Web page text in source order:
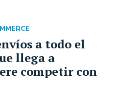
a todo el
llega a
competir con